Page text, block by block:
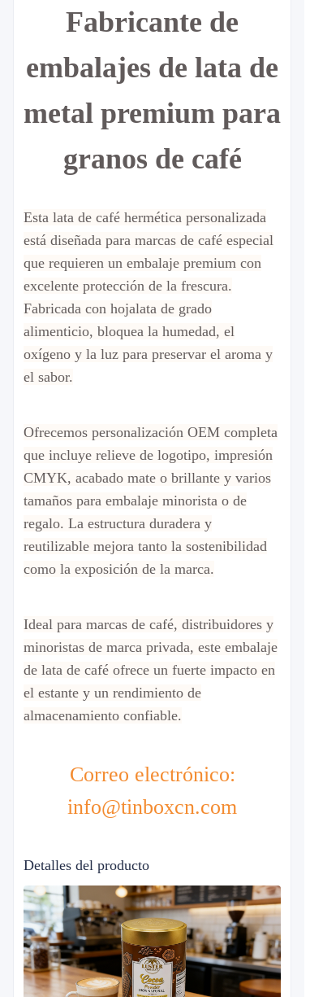
Fabricante de
embalajes de lata de
metal premium para
granos de café
Esta lata de café hermética personalizada
está diseñada para marcas de café especial
que requieren un embalaje premium con
excelente protección de la frescura.
Fabricada con hojalata de grado
alimenticio, bloquea la humedad, el
oxígeno y la luz para preservar el aroma y
el sabor.
Ofrecemos personalización OEM completa
que incluye relieve de logotipo, impresión
CMYK, acabado mate o brillante y varios
tamaños para embalaje minorista o de
regalo. La estructura duradera y
reutilizable mejora tanto la sostenibilidad
como la exposición de la marca.
Ideal para marcas de café, distribuidores y
minoristas de marca privada, este embalaje
de lata de café ofrece un fuerte impacto en
el estante y un rendimiento de
almacenamiento confiable.
Correo electrónico:
info@tinboxcn.com
Detalles del producto